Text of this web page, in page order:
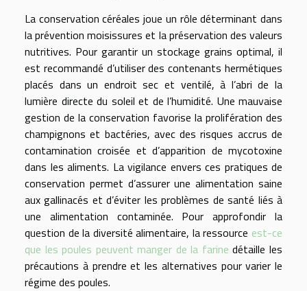
La conservation céréales joue un rôle déterminant dans
la prévention moisissures et la préservation des valeurs
nutritives. Pour garantir un stockage grains optimal, il
est recommandé d’utiliser des contenants hermétiques
placés dans un endroit sec et ventilé, à l’abri de la
lumière directe du soleil et de l’humidité. Une mauvaise
gestion de la conservation favorise la prolifération des
champignons et bactéries, avec des risques accrus de
contamination croisée et d’apparition de mycotoxine
dans les aliments. La vigilance envers ces pratiques de
conservation permet d’assurer une alimentation saine
aux gallinacés et d’éviter les problèmes de santé liés à
une alimentation contaminée. Pour approfondir la
question de la diversité alimentaire, la ressource est-ce
que les poules peuvent manger de la farine détaille les
précautions à prendre et les alternatives pour varier le
régime des poules.